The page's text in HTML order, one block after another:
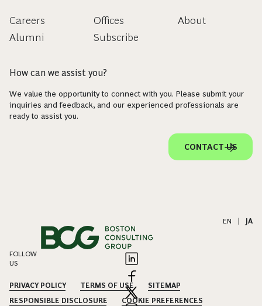
Careers
Alumni
Offices
Subscribe
About
How can we assist you?
We value the opportunity to connect with you. Please submit your
inquiries and feedback, and our experienced professionals are
ready to assist you.
CONTACT US
EN JA
FOLLOW
US
PRIVACY POLICY TERMS OF USE
SITEMAP
RESPONSIBLE DISCLOSURE
COOKIE PREFERENCES